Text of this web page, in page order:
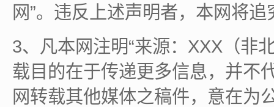
网”。违反上述声明者，本网将
3、凡本网注明“来源：XXX（非
载目的在于传递更多信息，并不
网转载其他媒体之稿件，意在为